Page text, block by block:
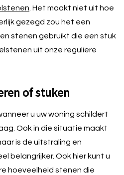
. Het maakt niet uit hoe
gezegd zou het een
stenen gebruikt die een stuk
uit onze reguliere
of stuken
u uw woning schildert
Ook in die situatie maakt
is de uitstraling en
belangrijker. Ook hier kunt u
hoeveelheid stenen die